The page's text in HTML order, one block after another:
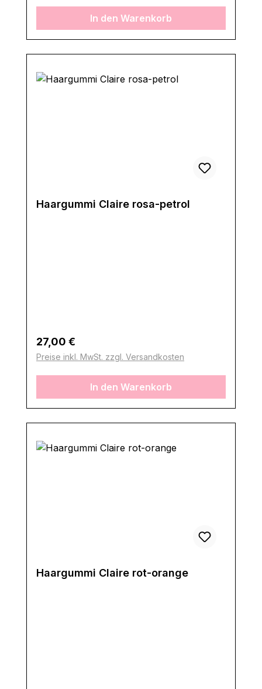
In den Warenkorb
Haargummi Claire rosa-petrol
Regulärer Preis:
27,00 €
Preise inkl. MwSt. zzgl. Versandkosten
In den Warenkorb
Haargummi Claire rot-orange